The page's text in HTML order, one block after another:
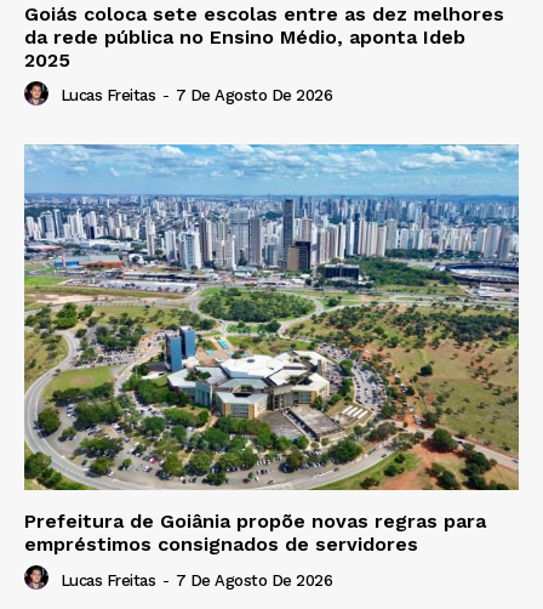
Goiás coloca sete escolas entre as dez melhores
da rede pública no Ensino Médio, aponta Ideb
2025
Lucas Freitas - 7 De Agosto De 2026
Prefeitura de Goiânia propõe novas regras para
empréstimos consignados de servidores
Lucas Freitas - 7 De Agosto De 2026